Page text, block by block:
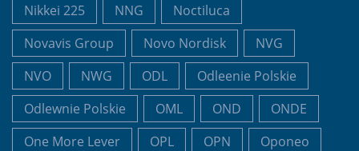
Nikkei 225
NNG
Noctiluca
Novavis Group
Novo Nordisk
NVG
NVO
NWG ODL
Odleenie Polskie
Odlewnie Polskie
OML OND
ONDE
One More Lever
OPL OPN
Oponeo